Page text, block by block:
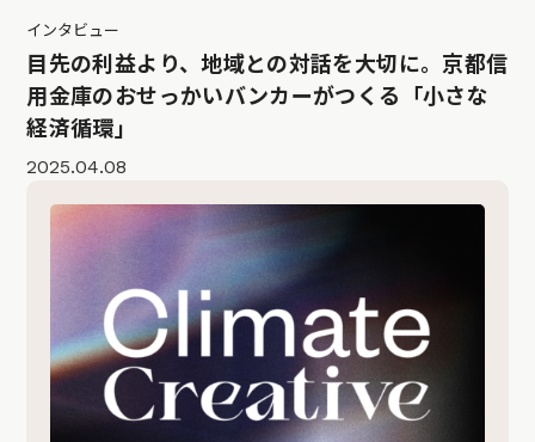
インタビュー
目先の利益より、地域との対話を大切に。京都信
用金庫のおせっかいバンカーがつくる「小さな
経済循環」
2025.04.08